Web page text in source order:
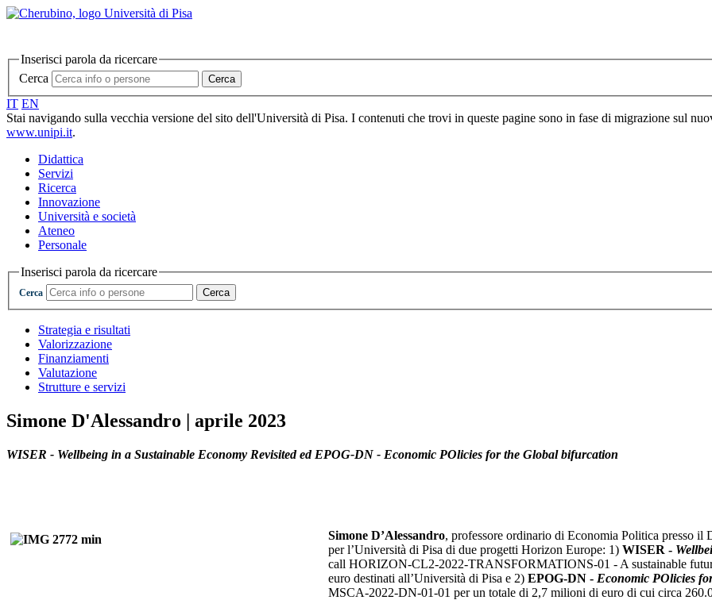
Inserisci parola da ricercare
Cerca
Cerca
IT EN
Stai navigando sulla vecchia versione del sito dell'Università di Pisa. I contenuti che trovi in queste pagine sono in fase di migrazione sul
www.unipi.it.
Didattica
Servizi
Ricerca
Innovazione
Università e società
Ateneo
Personale
Inserisci parola da ricercare
Cerca Cerca
Strategia e risultati
Valorizzazione
Finanziamenti
Valutazione
Strutture e servizi
Simone D'Alessandro | aprile 2023
WISER - Wellbeing in a Sustainable Economy Revisited ed EPOG-DN - Economic POlicies for the Global bifurcation
Simone D’Alessandro, professore ordinario di Economia Politica presso
per l’Università di Pisa di due progetti Horizon Europe: 1) WISER -
call HORIZON-CL2-2022-TRANSFORMATIONS-01 - A sustainable
euro destinati all’Università di Pisa e 2) EPOG-DN - Economic POlicies
MSCA-2022-DN-01-01 per un totale di 2,7 milioni di euro di cui circa